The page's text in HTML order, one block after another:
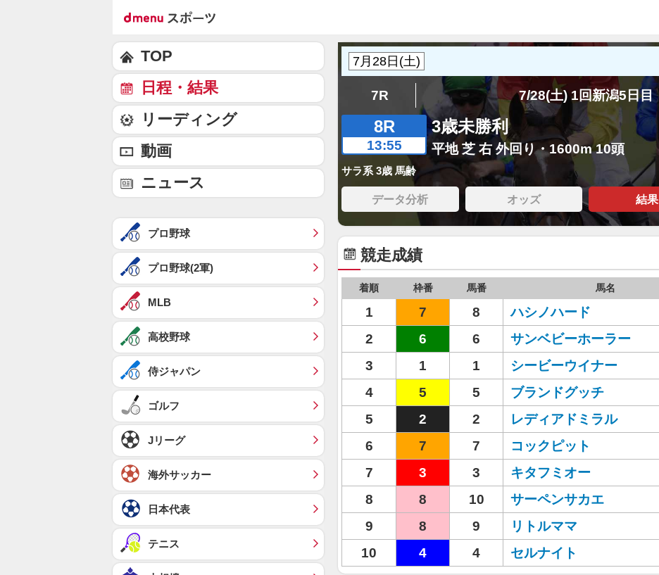
7R 7/28(土) 1回新潟5日目
8R
13:55
3歳未勝利
平地 芝 右 外回り・1600m 10頭
サラ系 3歳 馬齢
データ分析 オッズ 結果
競走成績
着順 枠番 馬番 馬名
1 7 8 ハシノハード
2
6 6 サンベビーホーラー
3
1 1 シービーウイナー
4
5 5 ブランドグッチ
5
2 2 レディアドミラル
6
7 7 コックピット
7
3 3 キタフミオー
8
8 10 サーペンサカエ
9
8 9 リトルママ
10
4 4 セルナイト
TOP
日程・結果
リーディング
動画
ニュース
プロ野球
プロ野球(2軍)
MLB
高校野球
侍ジャパン
ゴルフ
Jリーグ
海外サッカー
日本代表
テニス